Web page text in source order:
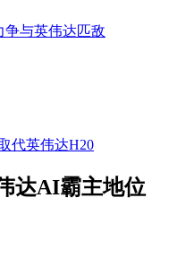
与英伟达匹敌
代英伟达H20
达AI霸主地位